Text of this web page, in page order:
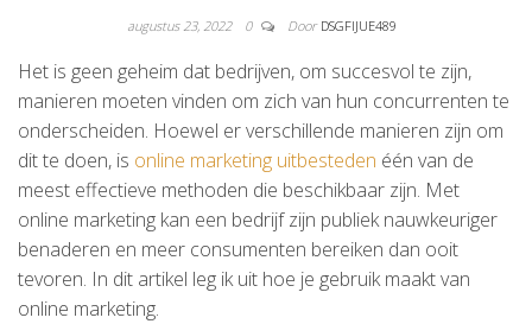
augustus 23, 2022 0 Door DSGFIJUE489
Het is geen geheim dat bedrijven, om succesvol te zijn,
manieren moeten vinden om zich van hun concurrenten te
onderscheiden. Hoewel er verschillende manieren zijn om
dit te doen, is online marketing uitbesteden één van de
meest effectieve methoden die beschikbaar zijn. Met
online marketing kan een bedrijf zijn publiek nauwkeuriger
benaderen en meer consumenten bereiken dan ooit
tevoren. In dit artikel leg ik uit hoe je gebruik maakt van
online marketing.